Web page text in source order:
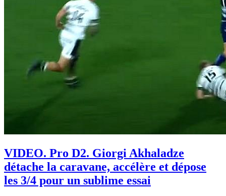
VIDEO. Pro D2. Giorgi Akhaladze
détache la caravane, accélère et dépose
les 3/4 pour un sublime essai